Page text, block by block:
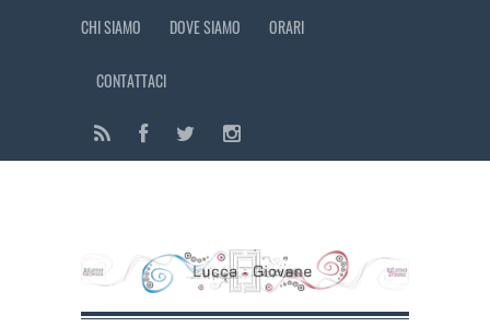
CHI SIAMO DOVE SIAMO ORARI
CONTATTACI